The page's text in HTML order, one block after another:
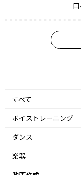
すべて
ボイストレーニング
ダンス
楽器